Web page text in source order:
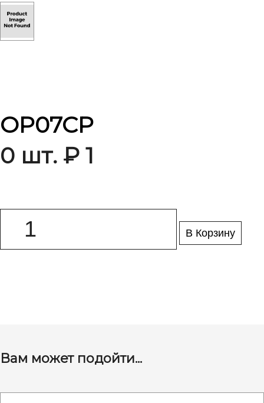
OP07CP
0 шт. ₽ 1
В Корзину
Вам может подойти...